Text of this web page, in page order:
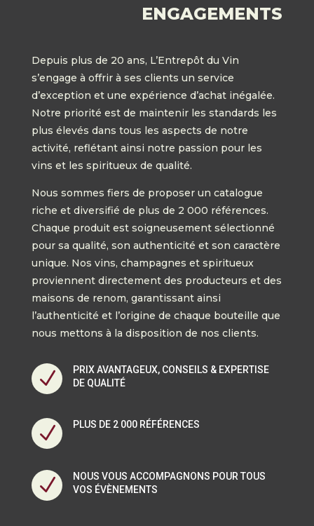
ENGAGEMENTS
Depuis plus de 20 ans, L’Entrepôt du Vin
s’engage à offrir à ses clients un service
d’exception et une expérience d’achat inégalée.
Notre priorité est de maintenir les standards les
plus élevés dans tous les aspects de notre
activité, reflétant ainsi notre passion pour les
vins et les spiritueux de qualité.
Nous sommes fiers de proposer un catalogue
riche et diversifié de plus de 2 000 références.
Chaque produit est soigneusement sélectionné
pour sa qualité, son authenticité et son caractère
unique. Nos vins, champagnes et spiritueux
proviennent directement des producteurs et des
maisons de renom, garantissant ainsi
l’authenticité et l’origine de chaque bouteille que
nous mettons à la disposition de nos clients.
N
PRIX AVANTAGEUX, CONSEILS & EXPERTISE
DE QUALITÉ
N PLUS DE 2 000 RÉFÉRENCES
N
NOUS VOUS ACCOMPAGNONS POUR TOUS
VOS ÉVÈNEMENTS